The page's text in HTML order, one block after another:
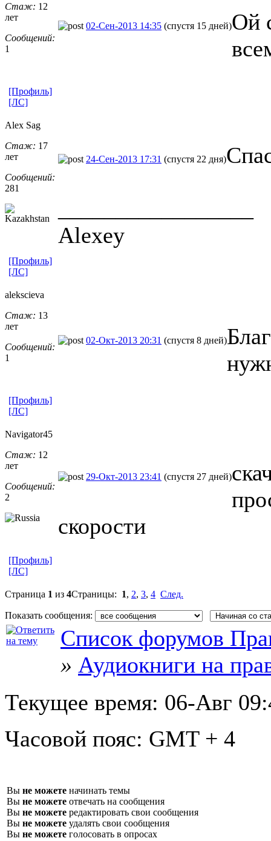
Стаж: 12
лет
Сообщений:
1
02-Сен-2013 14:35 (спустя 15 дней)Ой
[Профиль]
[ЛС]
Alex Sag
Стаж: 17
лет
Сообщений:
281
24-Сен-2013 17:31 (спустя 22 дня)
Alexey
[Профиль]
[ЛС]
alekscieva
Стаж: 13
лет
Сообщений:
1
02-Окт-2013 20:31 (спустя 8 дней)
[Профиль]
[ЛС]
Navigator45
Стаж: 12
лет
Сообщений:
2
29-Окт-2013 23:41 (спустя 27 дней)
скорости
[Профиль]
[ЛС]
Страница 1 из 4Страницы: 1, 2, 3, 4 След.
Показать сообщения:
Список форумов
» Аудиокниги на
Текущее время: 06-Авг
Часовой пояс: GMT + 4
Вы не можете начинать темы
Вы не можете отвечать на сообщения
Вы не можете редактировать свои сообщения
Вы не можете удалять свои сообщения
Вы не можете голосовать в опросах